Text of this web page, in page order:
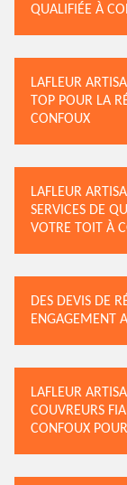
QUALIFIÉE À
LAFLEUR
TOP POUR LA
CONFOUX
LAFLEUR
SERVICES DE
VOTRE TOIT À
DES DEVIS DE
ENGAGEMENT
LAFLEUR
COUVREURS
CONFOUX